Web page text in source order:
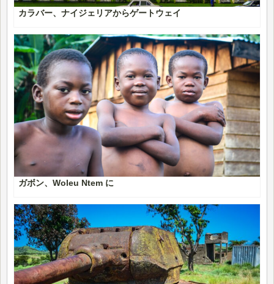
カラバー、ナイジェリアからゲートウェイ
ガボン、Woleu Ntem に